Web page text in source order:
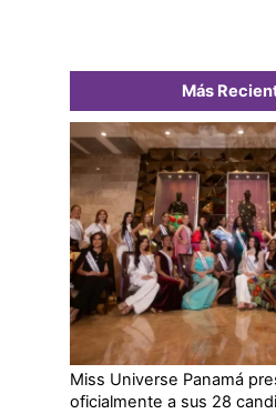
Más
Miss Universe Panamá
oficialmente a sus 28